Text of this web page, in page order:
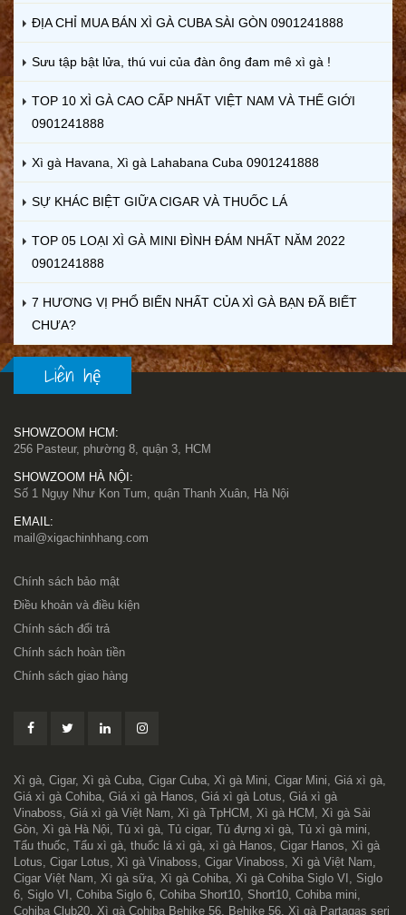
ĐỊA CHỈ MUA BÁN XÌ GÀ CUBA SÀI GÒN 0901241888
Sưu tập bật lửa, thú vui của đàn ông đam mê xì gà !
TOP 10 XÌ GÀ CAO CẤP NHẤT VIỆT NAM VÀ THẾ GIỚI
0901241888
Xì gà Havana, Xì gà Lahabana Cuba 0901241888
SỰ KHÁC BIỆT GIỮA CIGAR VÀ THUỐC LÁ
TOP 05 LOẠI XÌ GÀ MINI ĐÌNH ĐÁM NHẤT NĂM 2022
0901241888
7 HƯƠNG VỊ PHỔ BIẾN NHẤT CỦA XÌ GÀ BẠN ĐÃ BIẾT
CHƯA?
Liên hệ
SHOWZOOM HCM:
256 Pasteur, phường 8, quận 3, HCM
SHOWZOOM HÀ NỘI:
Số 1 Ngụy Như Kon Tum, quận Thanh Xuân, Hà Nội
EMAIL:
mail@xigachinhhang.com
Chính sách bảo mật
Điều khoản và điều kiện
Chính sách đổi trả
Chính sách hoàn tiền
Chính sách giao hàng
Xì gà, Cigar, Xì gà Cuba, Cigar Cuba, Xì gà Mini, Cigar Mini, Giá xì gà,
Giá xì gà Cohiba, Giá xì gà Hanos, Giá xì gà Lotus, Giá xì gà
Vinaboss, Giá xì gà Việt Nam, Xì gà TpHCM, Xì gà HCM, Xì gà Sài
Gòn, Xì gà Hà Nội, Tủ xì gà, Tủ cigar, Tủ đựng xì gà, Tủ xì gà mini,
Tẩu thuốc, Tẩu xì gà, thuốc lá xì gà, xì gà Hanos, Cigar Hanos, Xì gà
Lotus, Cigar Lotus, Xì gà Vinaboss, Cigar Vinaboss, Xì gà Việt Nam,
Cigar Việt Nam, Xì gà sữa, Xì gà Cohiba, Xì gà Cohiba Siglo VI, Siglo
6, Siglo VI, Cohiba Siglo 6, Cohiba Short10, Short10, Cohiba mini,
Cohiba Club20, Xì gà Cohiba Behike 56, Behike 56, Xì gà Partagas seri